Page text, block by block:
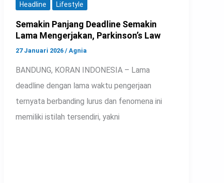
Headline Lifestyle
Semakin Panjang Deadline Semakin
Lama Mengerjakan, Parkinson’s Law
27 Januari 2026/Agnia
BANDUNG, KORAN INDONESIA – Lama
deadline dengan lama waktu pengerjaan
ternyata berbanding lurus dan fenomena ini
memiliki istilah tersendiri, yakni